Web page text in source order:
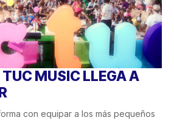
MUSIC LLEGA A
con equipar a los más pequeños